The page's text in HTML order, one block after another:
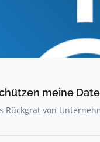
meine
Rückgrat von